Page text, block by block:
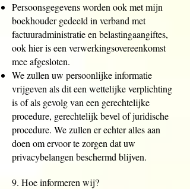
Persoonsgegevens worden ook met mijn
boekhouder gedeeld in verband met
factuuradministratie en belastingaangiftes,
ook hier is een verwerkingsovereenkomst
mee afgesloten.
We zullen uw persoonlijke informatie
vrijgeven als dit een wettelijke verplichting
is of als gevolg van een gerechtelijke
procedure, gerechtelijk bevel of juridische
procedure. We zullen er echter alles aan
doen om ervoor te zorgen dat uw
privacybelangen beschermd blijven.
9. Hoe informeren wij?